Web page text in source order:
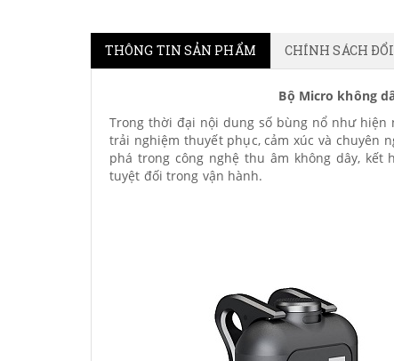
THÔNG TIN SẢN PHẨM CHÍNH SÁCH
Bộ Micro không
Trong thời đại nội dung số bùng nổ như hiện
trải nghiệm thuyết phục, cảm xúc và chuyên
phá trong công nghệ thu âm không dây,
tuyệt đối trong vận hành.